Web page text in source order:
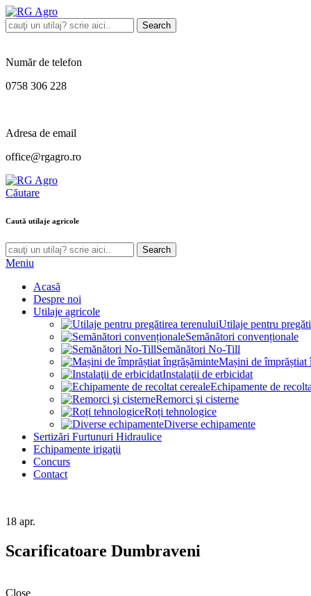
Search
Număr de telefon
0758 306 228
Adresa de email
office@rgagro.ro
Căutare
Caută utilaje agricole
Search
Meniu
Acasă
Despre noi
Utilaje agricole
Utilaje pentru
Semănători convenționale
Semănători No-Till
Mașini de împrăștiat
Instalaţii de erbicidat
Echipamente de
Remorci şi cisterne
Roți tehnologice
Diverse echipamente
Sertizări Furtunuri Hidraulice
Echipamente irigaţii
Concurs
Contact
18 apr.
Scarificatoare Dumbraveni
Close